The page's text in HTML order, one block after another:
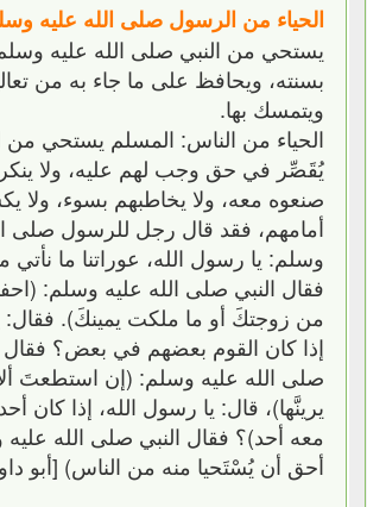
الحياء من الرسول صلى الله عليه
يستحي من النبي صلى الله عليه
بسنته، ويحافظ على ما جاء به من
ويتمسك بها.
الحياء من الناس: المسلم يستحي من
يُقَصِّر في حق وجب لهم عليه، ولا
صنعوه معه، ولا يخاطبهم بسوء، ولا
أمامهم، فقد قال رجل للرسول صلى
وسلم: يا رسول الله، عوراتنا ما نأتي
فقال النبي صلى الله عليه وسلم:
من زوجتكَ أو ما ملكت يمينكَ). فقال:
إذا كان القوم بعضهم في بعض؟
صلى الله عليه وسلم: (إن استطعتَ ألا
يرينَّها)، قال: يا رسول الله، إذا كان
معه أحد)؟ فقال النبي صلى الله عليه
أحق أن يُسْتَحيا منه من الناس) [أبو